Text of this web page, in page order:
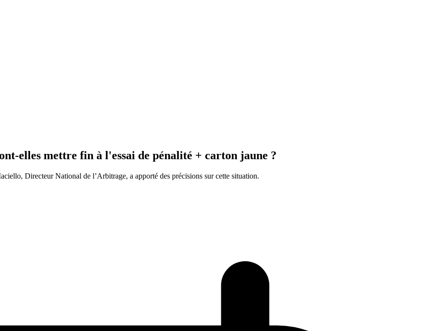
elles mettre fin à l'essai de pénalité + carton jaune ?
Directeur National de l’Arbitrage, a apporté des précisions sur cette situation.